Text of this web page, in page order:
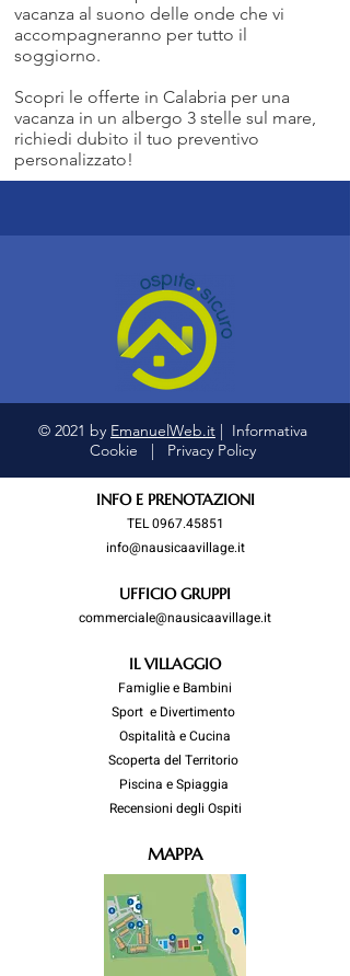
vacanza al suono delle onde che vi
accompagneranno per tutto il
soggiorno.
Scopri le offerte in Calabria per una
vacanza in un albergo 3 stelle sul mare,
richiedi dubito il tuo preventivo
personalizzato!
© 2021 by EmanuelWeb.it | Informativa
Cookie
| Privacy Policy
INFO E PRENOTAZIONI
TEL0967.45851
info@nausicaavillage.it
UFFICIO GRUPPI
commerciale@nausicaavillage.it
IL VILLAGGIO
Famiglie e Bambini
Sport e Divertimento
Ospitalità e Cucina
Scoperta del Territorio
Piscina e Spiaggia
Recensioni degli Ospiti
MAPPA